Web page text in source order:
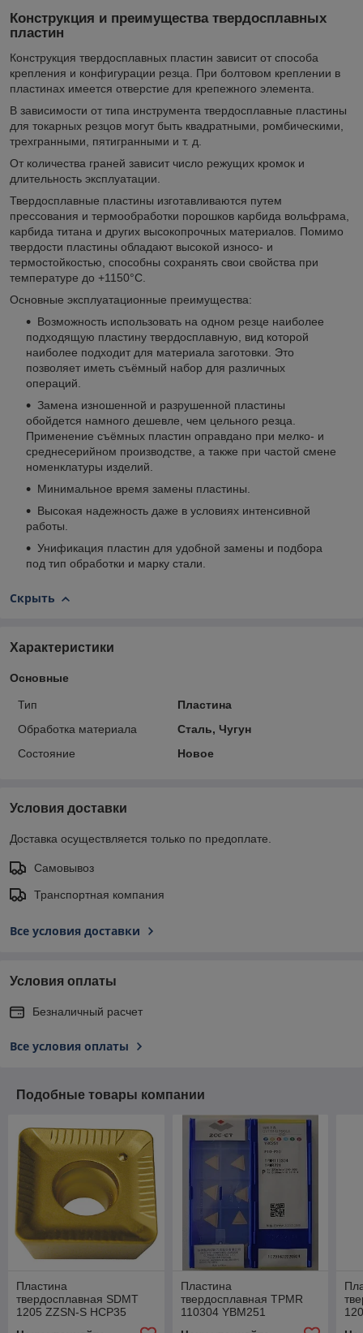
Конструкция и преимущества твердосплавных
пластин
Конструкция твердосплавных пластин зависит от способа
крепления и конфигурации резца. При болтовом креплении в
пластинах имеется отверстие для крепежного элемента.
В зависимости от типа инструмента твердосплавные пластины
для токарных резцов могут быть квадратными, ромбическими,
трехгранными, пятигранными и т. д.
От количества граней зависит число режущих кромок и
длительность эксплуатации.
Твердосплавные пластины изготавливаются путем
прессования и термообработки порошков карбида вольфрама,
карбида титана и других высокопрочных материалов. Помимо
твердости пластины обладают высокой износо- и
термостойкостью, способны сохранять свои свойства при
температуре до +1150°С.
Основные эксплуатационные преимущества:
Возможность использовать на одном резце наиболее
подходящую пластину твердосплавную, вид которой
наиболее подходит для материала заготовки. Это
позволяет иметь съёмный набор для различных
операций.
Замена изношенной и разрушенной пластины
обойдется намного дешевле, чем цельного резца.
Применение съёмных пластин оправдано при мелко- и
среднесерийном производстве, а также при частой смене
номенклатуры изделий.
Минимальное время замены пластины.
Высокая надежность даже в условиях интенсивной
работы.
Унификация пластин для удобной замены и подбора
под тип обработки и марку стали.
Скрыть
Характеристики
Основные
Тип
Пластина
Обработка материала
Сталь, Чугун
Состояние
Новое
Условия доставки
Доставка осуществляется только по предоплате.
Самовывоз
Транспортная компания
Все условия доставки
Условия оплаты
Безналичный расчет
Все условия оплаты
Подобные товары компании
Пластина
твердосплавная SDMT
1205 ZZSN-S HCP35
Пластина
твердосплавная TPMR
110304 YBM251